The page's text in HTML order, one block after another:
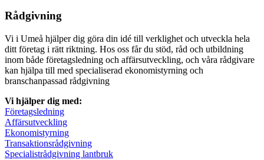
Rådgivning
Vi i Umeå hjälper dig göra din idé till verklighet och utveckla hela
ditt företag i rätt riktning. Hos oss får du stöd, råd och utbildning
inom både företagsledning och affärsutveckling, och våra rådgivare
kan hjälpa till med specialiserad ekonomistyrning och
branschanpassad rådgivning
Vi hjälper dig med:
Företagsledning
Affärsutveckling
Ekonomistyrning
Transaktionsrådgivning
Specialistrådgivning lantbruk